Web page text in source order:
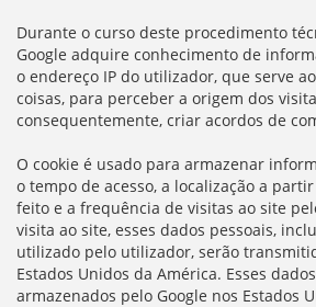
Durante o curso deste procedimento
Google adquire conhecimento de
o endereço IP do utilizador, que serve
coisas, para perceber a origem dos
consequentemente, criar acordos de
O cookie é usado para armazenar
o tempo de acesso, a localização a
feito e a frequência de visitas ao site
visita ao site, esses dados pessoais,
utilizado pelo utilizador, serão
Estados Unidos da América. Esses
armazenados pelo Google nos Estados